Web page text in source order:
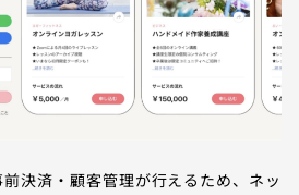
決済・顧客管理が行えるため、ネッ